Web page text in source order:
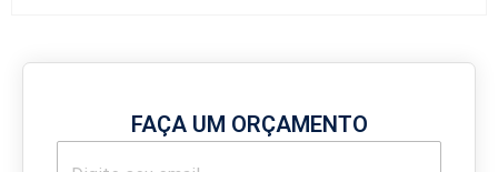
FAÇA UM ORÇAMENTO